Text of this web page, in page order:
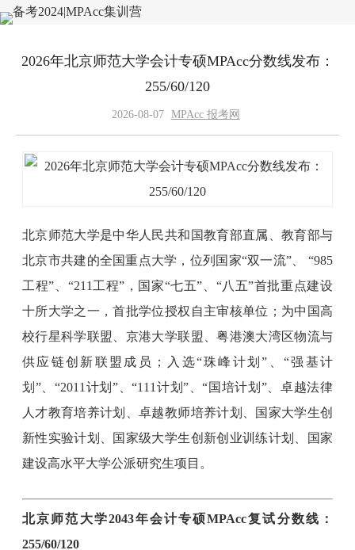
2026年北京师范大学会计专硕MPAcc分数线发布：
255/60/120
2026-08-07 MPAcc 报考网
北京师范大学是中华人民共和国教育部直属、教育部与
北京市共建的全国重点大学，位列国家“双一流”、 “985
工程”、“211工程”，国家“七五”、“八五”首批重点建设
十所大学之一，首批学位授权自主审核单位；为中国高
校行星科学联盟、京港大学联盟、粤港澳大湾区物流与
供应链创新联盟成员；入选“珠峰计划”、“强基计
划”、“2011计划”、“111计划”、“国培计划”、卓越法律
人才教育培养计划、卓越教师培养计划、国家大学生创
新性实验计划、国家级大学生创新创业训练计划、国家
建设高水平大学公派研究生项目。
北京师范大学2043年会计专硕MPAcc复试分数线：
255/60/120